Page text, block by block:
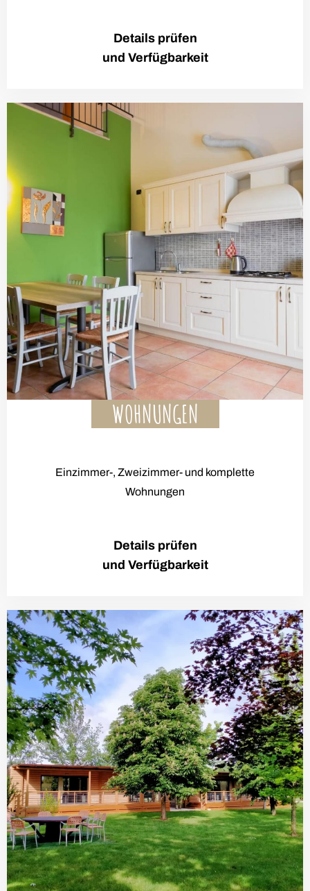
Details prüfen
und Verfügbarkeit
WOHNUNGEN
Einzimmer-, Zweizimmer- und komplette
Wohnungen
Details prüfen
und Verfügbarkeit